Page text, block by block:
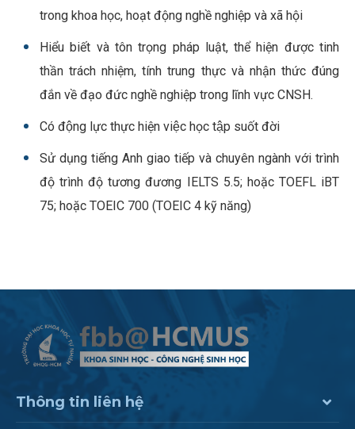
trong khoa học, hoạt động nghề nghiệp và xã hội
Hiểu biết và tôn trọng pháp luật, thể hiện được tinh
thần trách nhiệm, tính trung thực và nhận thức đúng
đắn về đạo đức nghề nghiệp trong lĩnh vực CNSH.
Có động lực thực hiện việc học tập suốt đời
Sử dụng tiếng Anh giao tiếp và chuyên ngành với trình
độ trình độ tương đương IELTS 5.5; hoặc TOEFL iBT
75; hoặc TOEIC 700 (TOEIC 4 kỹ năng)
Thông tin liên hệ